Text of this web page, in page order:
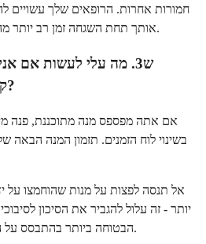
חמורות אחרות. הרופאים שלך עשויים
אותך תחת השגחה זמן רב יותר מהרגיל כדי להבטיח את בטיחותך.
ש3. מה עלי לעשות אם
קומפלקס נוגד קרישה מעכב?
אם אתה מפספס מנה מתוכננת, פנה
בשינוי לוח הזמנים. תזמון המנה הבאה
אל תנסה לפצות על מנות שהוחמצו על
יותר - זה עלול להגביר את הסיכון
הבטוחה ביותר בהתבסס על המצב הנוכחי שלך ומצב הדימום.